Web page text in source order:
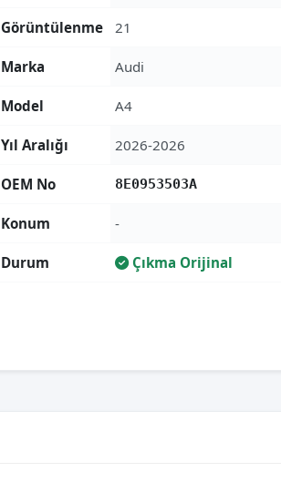
Görüntülenme 21
Marka Audi
Model A4
Yıl Aralığı 2026-2026
OEM No 8E0953503A
Konum -
Durum Çıkma Orijinal